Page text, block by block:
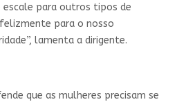
para outros tipos de
para o nosso
lamenta a dirigente.
que as mulheres precisam se